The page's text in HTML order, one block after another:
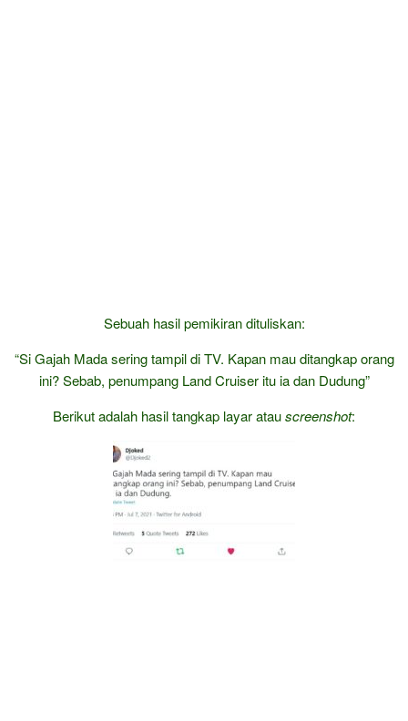
Sebuah hasil pemikiran dituliskan:
“Si Gajah Mada sering tampil di TV. Kapan mau ditangkap orang
ini? Sebab, penumpang Land Cruiser itu ia dan Dudung”
Berikut adalah hasil tangkap layar atauscreenshot: